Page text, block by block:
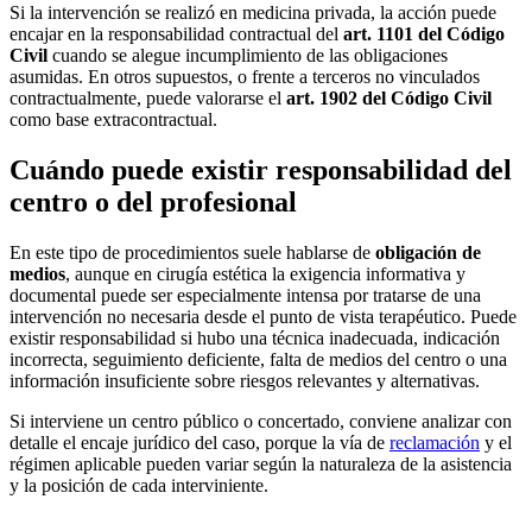
Si la intervención se realizó en medicina privada, la acción puede
encajar en la responsabilidad contractual del art. 1101 del Código
Civil cuando se alegue incumplimiento de las obligaciones
asumidas. En otros supuestos, o frente a terceros no vinculados
contractualmente, puede valorarse el art. 1902 del Código Civil
como base extracontractual.
Cuándo puede existir responsabilidad del
centro o del profesional
En este tipo de procedimientos suele hablarse de obligación de
medios, aunque en cirugía estética la exigencia informativa y
documental puede ser especialmente intensa por tratarse de una
intervención no necesaria desde el punto de vista terapéutico. Puede
existir responsabilidad si hubo una técnica inadecuada, indicación
incorrecta, seguimiento deficiente, falta de medios del centro o una
información insuficiente sobre riesgos relevantes y alternativas.
Si interviene un centro público o concertado, conviene analizar con
detalle el encaje jurídico del caso, porque la vía de reclamación y el
régimen aplicable pueden variar según la naturaleza de la asistencia
y la posición de cada interviniente.